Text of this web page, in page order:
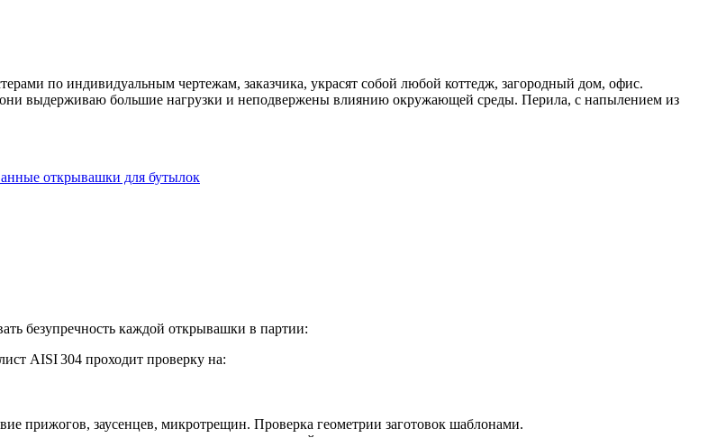
по индивидуальным чертежам, заказчика, украсят собой любой коттедж, загородный дом, офис.
выдерживаю большие нагрузки и неподвержены влиянию окружающей среды. Перила, с напылением из
открывашки для бутылок
безупречность каждой открывашки в партии:
AISI 304 проходит проверку на:
прижогов, заусенцев, микротрещин. Проверка геометрии заготовок шаблонами.